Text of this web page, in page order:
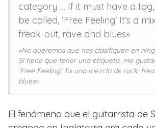
category … If it must have a tag,
be called, ‘Free Feeling’ It’s a
freak-out, rave and blues»
«No queremos que nos clasifiquen en
Si tiene que tener una etiqueta, me
‘Free Feeling’. Es una mezcla de rock,
blues»
El fenómeno que el guitarrista de